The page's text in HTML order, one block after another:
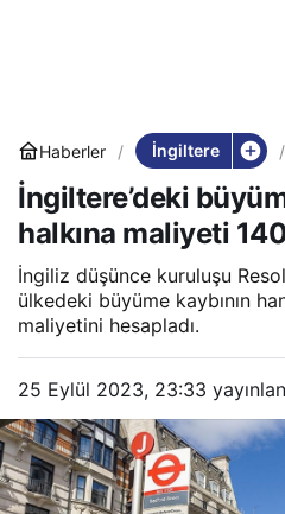
Haberler İngiltere
İngiltere’deki
halkına maliyeti
İngiliz düşünce kuruluşu
ülkedeki büyüme kaybının
maliyetini hesapladı.
25 Eylül 2023, 23:33